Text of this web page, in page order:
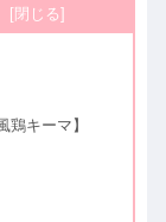
キーマ】